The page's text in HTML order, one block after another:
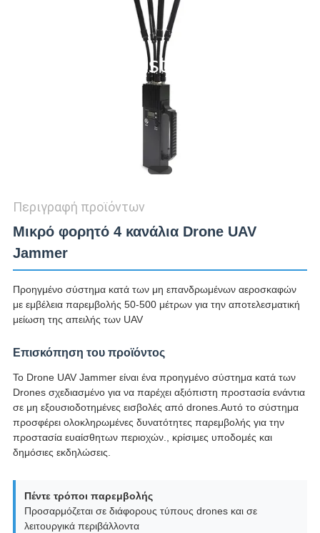
Περιγραφή προϊόντων
Μικρό φορητό 4 κανάλια Drone UAV
Jammer
Προηγμένο σύστημα κατά των μη επανδρωμένων αεροσκαφών
με εμβέλεια παρεμβολής 50-500 μέτρων για την αποτελεσματική
μείωση της απειλής των UAV
Επισκόπηση του προϊόντος
Το Drone UAV Jammer είναι ένα προηγμένο σύστημα κατά των
Drones σχεδιασμένο για να παρέχει αξιόπιστη προστασία ενάντια
σε μη εξουσιοδοτημένες εισβολές από drones.Αυτό το σύστημα
προσφέρει ολοκληρωμένες δυνατότητες παρεμβολής για την
προστασία ευαίσθητων περιοχών., κρίσιμες υποδομές και
δημόσιες εκδηλώσεις.
Πέντε τρόποι παρεμβολής
Προσαρμόζεται σε διάφορους τύπους drones και σε
λειτουργικά περιβάλλοντα